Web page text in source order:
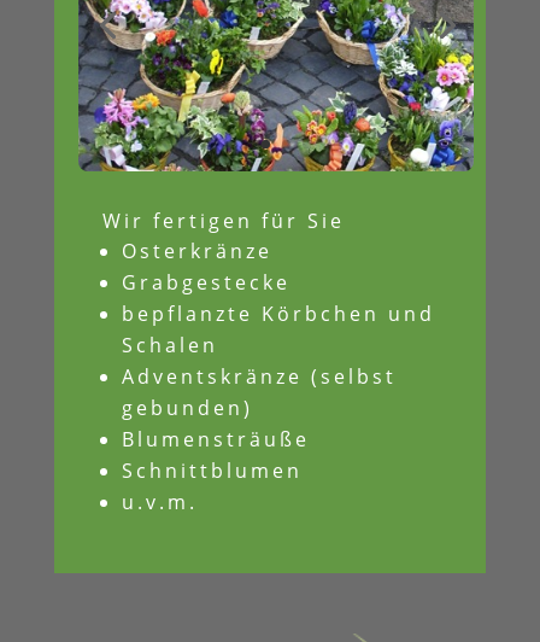
Wir fertigen für Sie
Osterkränze
Grabgestecke
bepflanzte Körbchen und
Schalen
Adventskränze (selbst
gebunden)
Blumensträuße
Schnittblumen
u.v.m.